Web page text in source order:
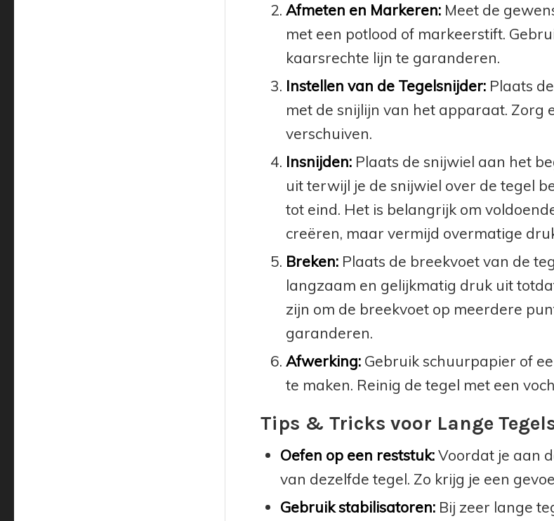
Afmeten en Markeren: Meet de
met een potlood of markeerstift.
kaarsrechte lijn te garanderen.
Instellen van de Tegelsnijder: Plaats
met de snijlijn van het apparaat. Zorg
verschuiven.
Insnijden: Plaats de snijwiel aan het
uit terwijl je de snijwiel over de tegel
tot eind. Het is belangrijk om
creëren, maar vermijd overmatige
Breken: Plaats de breekvoet van de
langzaam en gelijkmatig druk uit
zijn om de breekvoet op meerdere
garanderen.
Afwerking: Gebruik schuurpapier of
te maken. Reinig de tegel met een
Tips & Tricks voor Lange
Oefen op een reststuk:Voordat je aan
van dezelfde tegel. Zo krijg je een
Gebruik stabilisatoren: Bij zeer lange